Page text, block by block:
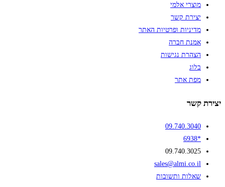
מוצרי אלמי
יצירת קשר
מדיניות ופרטיות האתר
אמנת חברה
הצהרת נגישות
בלוג
מפת אתר
יצירת קשר
09.740.3040
*6938
09.740.3025
sales@almi.co.il
שאלות ותשובות